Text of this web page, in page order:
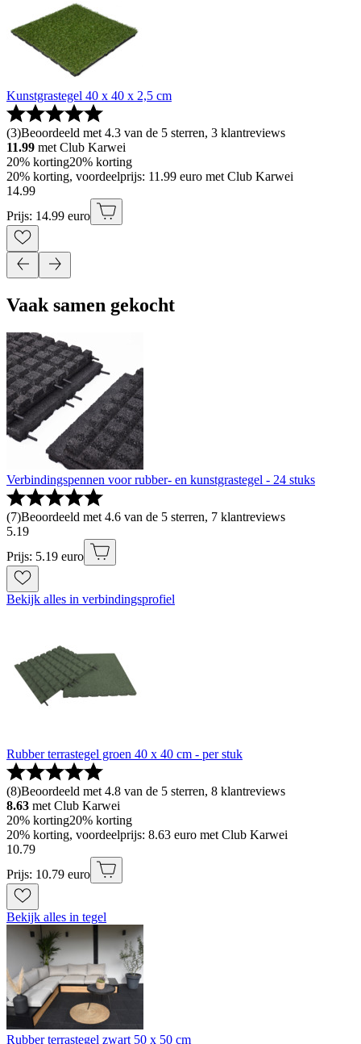
Kunstgrastegel 40 x 40 x 2,5 cm
(3)Beoordeeld met 4.3 van de 5 sterren, 3 klantreviews
11.99 met Club Karwei
20% korting20% korting
20% korting, voordeelprijs: 11.99 euro met Club Karwei
14.99
Prijs: 14.99 euro
Vaak samen gekocht
Verbindingspennen voor rubber- en kunstgrastegel - 24 stuks
(7)Beoordeeld met 4.6 van de 5 sterren, 7 klantreviews
5.19
Prijs: 5.19 euro
Bekijk alles in verbindingsprofiel
Rubber terrastegel groen 40 x 40 cm - per stuk
(8)Beoordeeld met 4.8 van de 5 sterren, 8 klantreviews
8.63 met Club Karwei
20% korting20% korting
20% korting, voordeelprijs: 8.63 euro met Club Karwei
10.79
Prijs: 10.79 euro
Bekijk alles in tegel
Rubber terrastegel zwart 50 x 50 cm